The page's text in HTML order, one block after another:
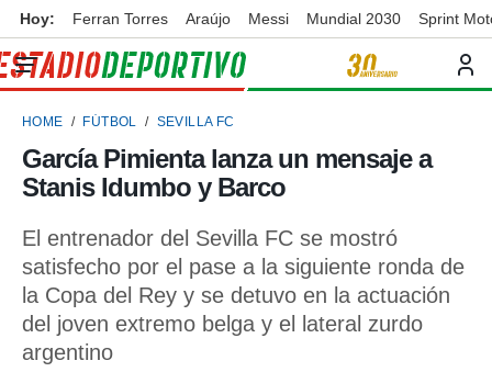
de
por
para
la
calidad.
a este
las
y
forma
Hoy: Ferran Torres Araújo Messi Mundial 2030 Sprint
HOME FÚTBOL SEVILLA FC
García Pimienta lanza un mensaje a
Stanis Idumbo y Barco
El entrenador del Sevilla FC se mostró
satisfecho por el pase a la siguiente ronda de
la Copa del Rey y se detuvo en la actuación
del joven extremo belga y el lateral zurdo
argentino